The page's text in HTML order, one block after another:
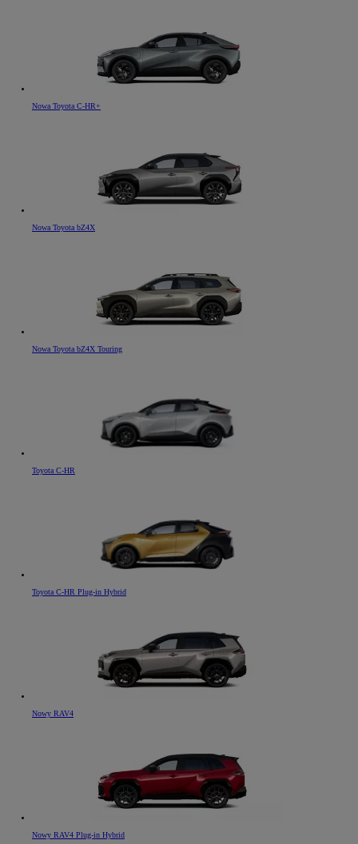
Nowa Toyota C-HR+
Nowa Toyota bZ4X
Nowa Toyota bZ4X Touring
Toyota C-HR
Toyota C-HR Plug-in Hybrid
Nowy RAV4
Nowy RAV4 Plug-in Hybrid